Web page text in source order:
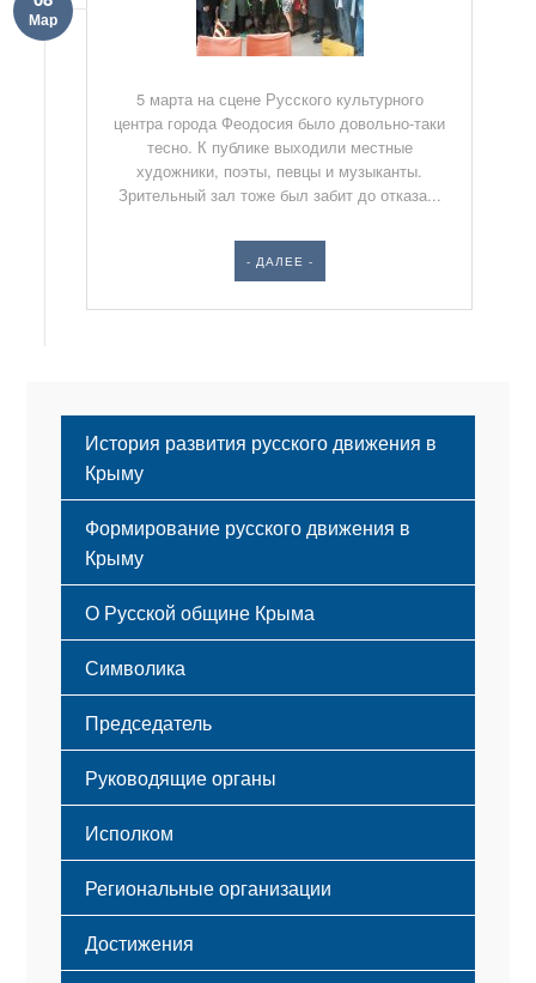
Мар
5 марта на сцене Русского культурного
центра города Феодосия было довольно-таки
тесно. К публике выходили местные
художники, поэты, певцы и музыканты.
Зрительный зал тоже был забит до отказа...
- ДАЛЕЕ -
История развития русского движения в
Крыму
Формирование русского движения в
Крыму
Русский Крым
О Русской общине Крыма
Этапы становления
Принципы деятельности
Структура
Мероприятия
Символика
Флаг
Герб
Гимн
Председатель
Руководящие органы
Исполком
Региональные организации
Достижения